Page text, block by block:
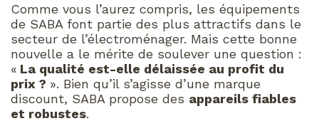
Comme vous l’aurez compris, les équipements
de SABA font partie des plus attractifs dans le
secteur de l’électroménager. Mais cette bonne
nouvelle a le mérite de soulever une question :
« La qualité est-elle délaissée au profit du
prix ? ». Bien qu’il s’agisse d’une marque
discount, SABA propose des appareils fiables
et robustes.